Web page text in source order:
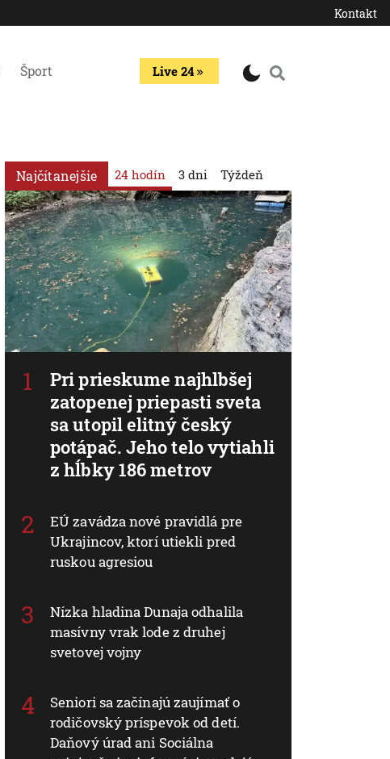
Kontakt
Šport Live 24
Najčítanejšie 24 hodín
Pri prieskume najhlbšej
zatopenej priepasti sveta
sa utopil elitný český
potápač. Jeho telo vytiahli
z hĺbky 186 metrov
EÚ zavádza nové pravidlá pre
Ukrajincov, ktorí utiekli pred
ruskou agresiou
Nízka hladina Dunaja odhalila
masívny vrak lode z druhej
svetovej vojny
Seniori sa začínajú zaujímať o
rodičovský príspevok od detí.
Daňový úrad ani Sociálna
3 dni Týždeň